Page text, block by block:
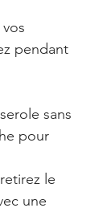
pendant
sans
pour
le
une